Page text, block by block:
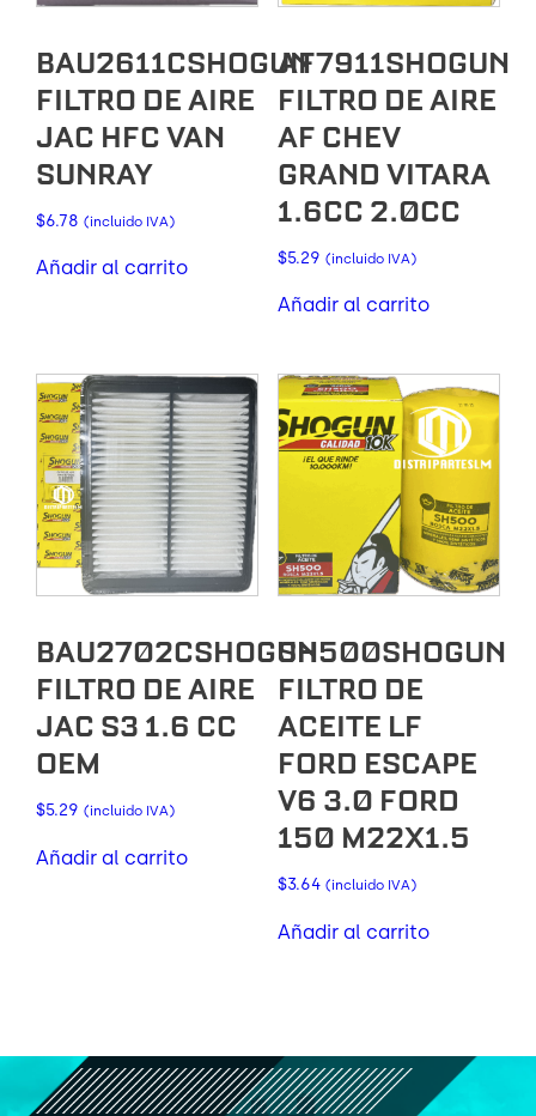
BAU2611CSHOGUN
FILTRO DE AIRE
JAC HFC VAN
SUNRAY
$6.78 (incluido IVA)
Añadir al carrito
AF7911SHOGUN
FILTRO DE AIRE
AF CHEV
GRAND VITARA
1.6CC 2.0CC
$5.29 (incluido IVA)
Añadir al carrito
BAU2702CSHOGUN
FILTRO DE AIRE
JAC S3 1.6 CC
OEM
$5.29 (incluido IVA)
Añadir al carrito
SH500SHOGUN
FILTRO DE
ACEITE LF
FORD ESCAPE
V6 3.0 FORD
150 M22X1.5
$3.64 (incluido IVA)
Añadir al carrito